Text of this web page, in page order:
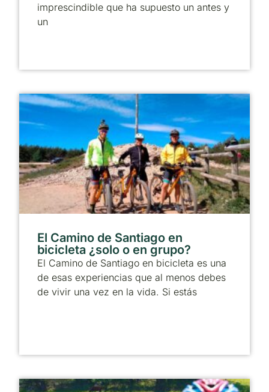
imprescindible que ha supuesto un antes y
un
El Camino de Santiago en
bicicleta ¿solo o en grupo?
El Camino de Santiago en bicicleta es una
de esas experiencias que al menos debes
de vivir una vez en la vida. Si estás